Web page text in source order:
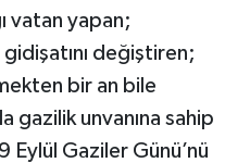
vatan yapan;
gidişatını değiştiren;
bir an bile
gazilik unvanına sahip
Eylül Gaziler Günü’nü